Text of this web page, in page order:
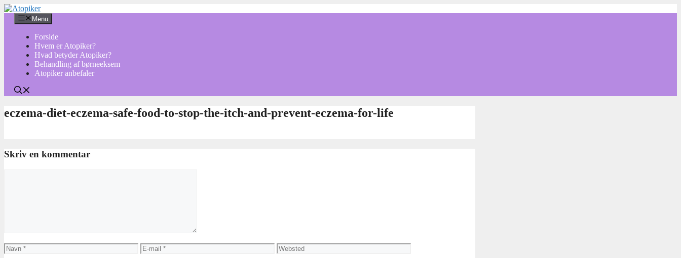
Hop
indhold
Menu
Forside
Hvem er Atopiker?
Hvad betyder Atopiker?
Behandling af børneeksem
Atopiker anbefaler
eczema-diet-eczema-safe-food-to-stop-the-itch-and-prevent-eczema-for-life
Skriv en kommentar
Navn
E-
mail
Websted